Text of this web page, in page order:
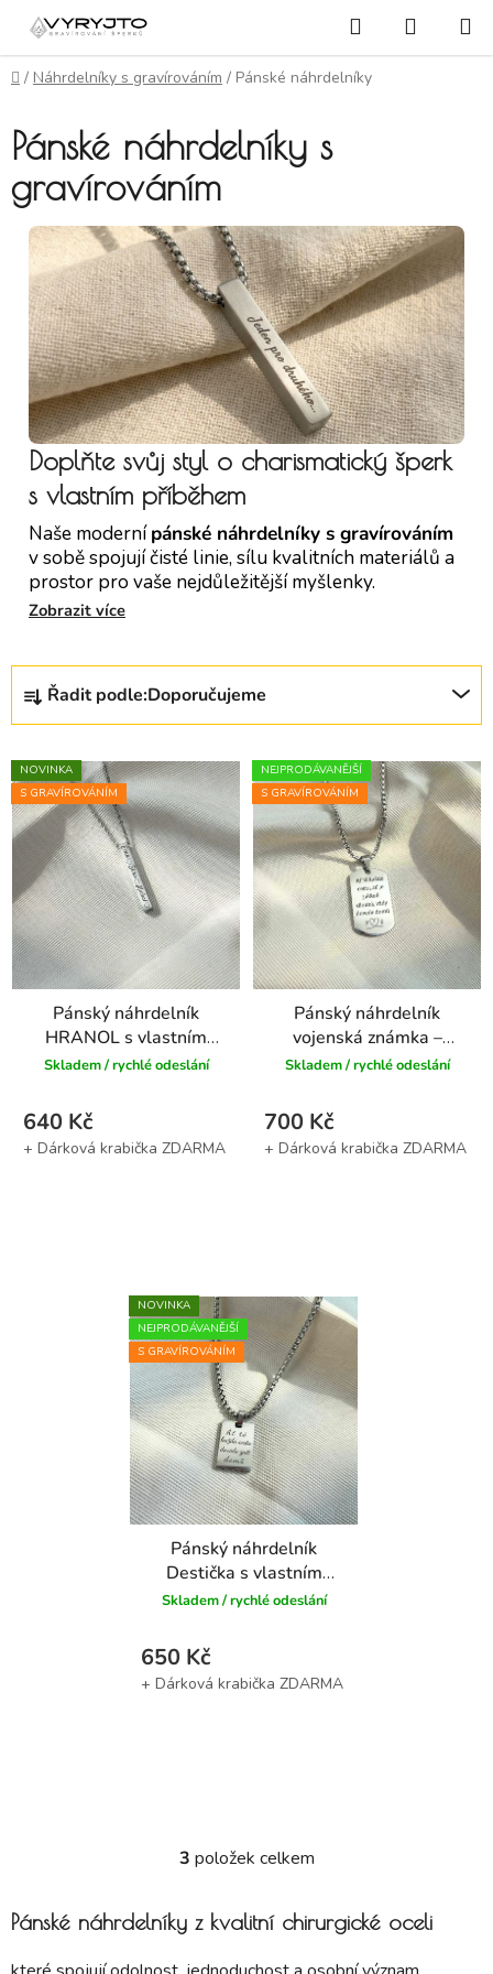
Přejít na obsah Hledat
Domů
/ Náhrdelníky s gravírováním / Pánské náhrdelníky
Pánské náhrdelníky s
gravírováním
Doplňte svůj styl o charismatický šperk
s vlastním příběhem
Naše modernípánské náhrdelníky s gravírováním
v sobě spojují čisté linie, sílu kvalitních materiálů a
prostor pro vaše nejdůležitější myšlenky.
Řazení produktů
Řadit podle:Doporučujeme
Výpis produktů
NOVINKA
S GRAVÍROVÁNÍM
Pánský náhrdelník
HRANOL s vlastním
textem
Skladem / rychlé odeslání
640 Kč
NEJPRODÁVANĚJŠÍ
S GRAVÍROVÁNÍM
Pánský náhrdelník
vojenská známka –
Vlastní text
Skladem / rychlé odeslání
700 Kč
NOVINKA
NEJPRODÁVANĚJŠÍ
S GRAVÍROVÁNÍM
Pánský náhrdelník
Destička s vlastním
textem
Skladem / rychlé odeslání
650 Kč
Ovládací prvky výpisu
3 položek celkem
Pánské náhrdelníky z kvalitní chirurgické oceli